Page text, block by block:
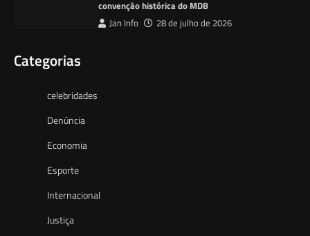
convenção histórica do MDB
Jan Info 28 de julho de 2026
Categorias
celebridades
Denúncia
Economia
Esporte
Internacional
Justiça